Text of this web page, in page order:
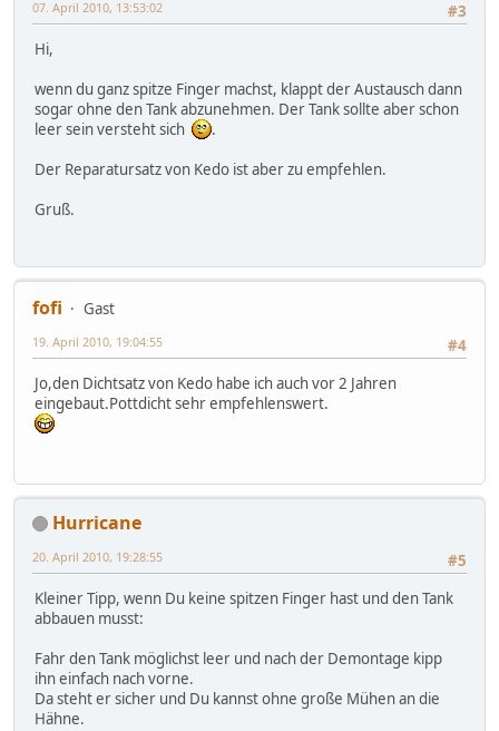
#3
07. April 2010, 13:53:02
Hi,
wenn du ganz spitze Finger machst, klappt der Austausch dann
sogar ohne den Tank abzunehmen. Der Tank sollte aber schon
leer sein versteht sich
.
Der Reparatursatz von Kedo ist aber zu empfehlen.
Gruß.
fofi
Gast
#4
19. April 2010, 19:04:55
Jo,den Dichtsatz von Kedo habe ich auch vor 2 Jahren
eingebaut.Pottdicht sehr empfehlenswert.
Hurricane
#5
20. April 2010, 19:28:55
Kleiner Tipp, wenn Du keine spitzen Finger hast und den Tank
abbauen musst:
Fahr den Tank möglichst leer und nach der Demontage kipp
ihn einfach nach vorne.
Da steht er sicher und Du kannst ohne große Mühen an die
Hähne.